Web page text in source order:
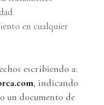
en cualquier
escribiendo a:
, indicando
un documento de